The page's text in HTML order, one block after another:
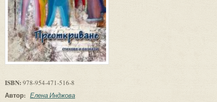
ISBN: 978-954-471-516-8
Автор: Елена Инджова